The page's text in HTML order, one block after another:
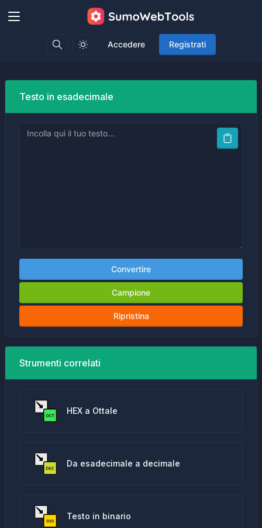
Accedere Registrati
Testo in esadecimale
Convertire
Campione
Ripristina
Strumenti correlati
HEX a Ottale
Da esadecimale a decimale
Testo in binario